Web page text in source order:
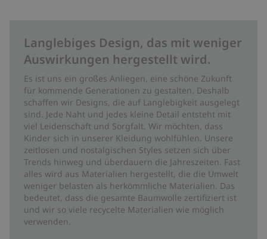
Langlebiges Design, das mit weniger
Auswirkungen hergestellt wird.
Es ist uns ein großes Anliegen, eine schöne Zukunft
für kommende Generationen zu gestalten. Deshalb
schaffen wir Designs, die auf Langlebigkeit ausgelegt
sind. Jede Naht und jedes kleine Detail entsteht mit
viel Leidenschaft und Sorgfalt. Wir möchten, dass
Kinder sich in unserer Kleidung wohlfühlen. Unsere
zeitlosen und nostalgischen Styles setzen sich über
Trends hinweg und überdauern die Jahreszeiten. Fast
alles wird aus Materialien hergestellt, die die Umwelt
weniger belasten als herkömmliche Materialien. Das
bedeutet, dass die gesamte Baumwolle zertifiziert ist
und wir so viele recycelte Materialien wie möglich
verwenden.